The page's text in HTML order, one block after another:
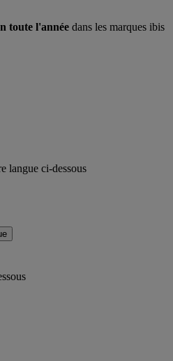
toute l'année dans les marques ibis
langue ci-dessous